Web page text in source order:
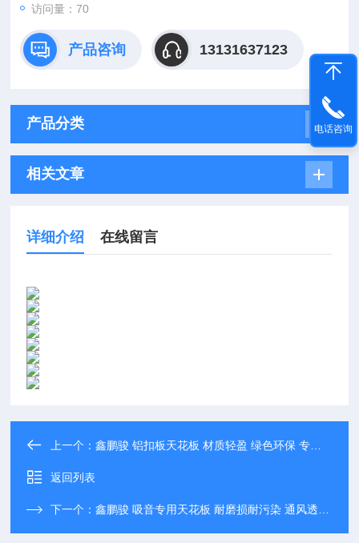
访问量：70
产品咨询 13131637123
产品分类
相关文章
详细介绍 在线留言
上一个：鑫鹏骏 铝扣板天花板 材质轻盈 绿色环保 专业生产
返回列表
下一个：鑫鹏骏 吸音专用天花板 耐磨损耐污染 通风透气 支持定制
电话咨询